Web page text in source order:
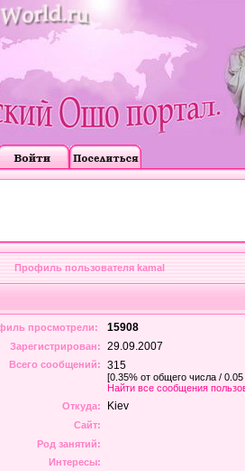
Профиль пользователя kamal
просмотрели: 15908
Зарегистрирован: 29.09.2007
Всего сообщений: 315
[0.35% от общего числа /
Найти все сообщения
Откуда:
Kiev
Сайт:
Род занятий:
Интересы: